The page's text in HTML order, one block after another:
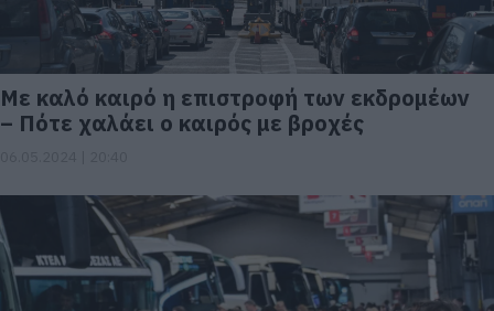
Με καλό καιρό η επιστροφή των εκδρομέων
– Πότε χαλάει ο καιρός με βροχές